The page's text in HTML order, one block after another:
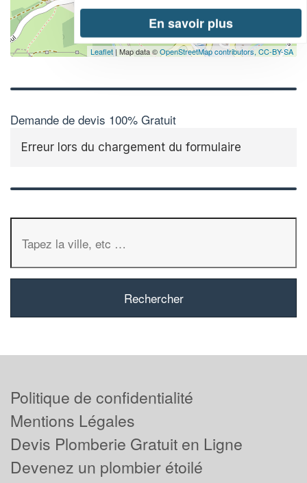
Leaflet| Map data ©OpenStreetMap contributors, CC-BY-SA
Demande de devis 100% Gratuit
Erreur lors du chargement du formulaire
En savoir plus
Politique de confidentialité
Mentions Légales
Devis Plomberie Gratuit en Ligne
Devenez un plombier étoilé